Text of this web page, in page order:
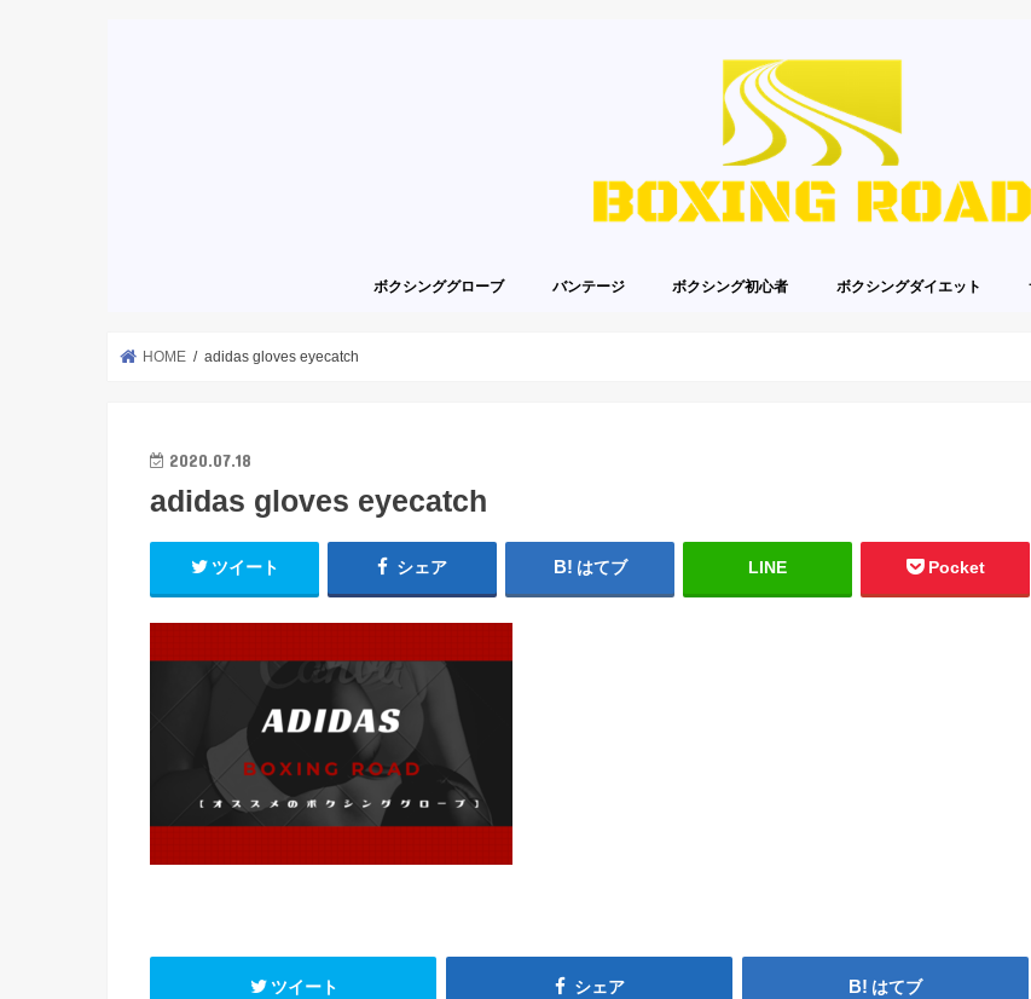
ボクシンググローブ バンテージ ボクシング初心者 ボクシングダイエット
HOME adidas gloves eyecatch
2020.07.18
adidas gloves eyecatch
ツイート シェア はてブ LINE Pocket
ツイート シェア はてブ